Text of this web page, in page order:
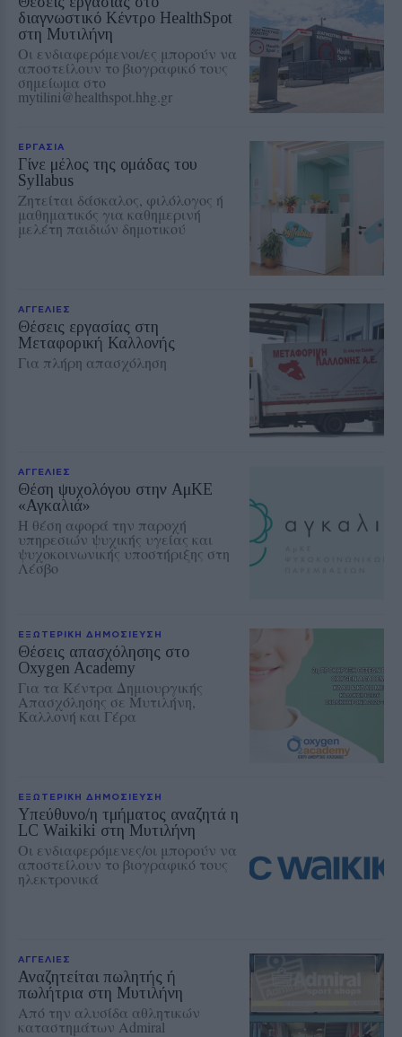
διαγνωστικό Κέντρο HealthSpot
στη Μυτιλήνη
Οι ενδιαφερόμενοι/ες μπορούν να
αποστείλουν το βιογραφικό τους
σημείωμα στο
mytilini@healthspot.hhg.gr
ΕΡΓΑΣΙΑ
Γίνε μέλος της ομάδας του
Syllabus
Ζητείται δάσκαλος, φιλόλογος ή
μαθηματικός για καθημερινή
μελέτη παιδιών δημοτικού
ΑΓΓΕΛΙΕΣ
Θέσεις εργασίας στη
Μεταφορική Καλλονής
Για πλήρη απασχόληση
ΑΓΓΕΛΙΕΣ
Θέση ψυχολόγου στην ΑμΚΕ
«Αγκαλιά»
Η θέση αφορά την παροχή
υπηρεσιών ψυχικής υγείας και
ψυχοκοινωνικής υποστήριξης στη
Λέσβο
ΕΞΩΤΕΡΙΚΗ ΔΗΜΟΣΙΕΥΣΗ
Θέσεις απασχόλησης στο
Oxygen Academy
Για τα Κέντρα Δημιουργικής
Απασχόλησης σε Μυτιλήνη,
Καλλονή και Γέρα
ΕΞΩΤΕΡΙΚΗ ΔΗΜΟΣΙΕΥΣΗ
Υπεύθυνο/η τμήματος αναζητά η
LC Waikiki στη Μυτιλήνη
Οι ενδιαφερόμενες/οι μπορούν να
αποστείλουν το βιογραφικό τους
ηλεκτρονικά
ΑΓΓΕΛΙΕΣ
Αναζητείται πωλητής ή
πωλήτρια στη Μυτιλήνη
Από την αλυσίδα αθλητικών
καταστημάτων Admiral